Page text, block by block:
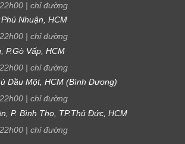
22h00 | chỉ đường
Nhuận, HCM
22h00 | chỉ đường
P.Gò Vấp, HCM
22h00 | chỉ đường
Dầu Một, HCM (Bình Dương)
22h00 | chỉ đường
P. Bình Thọ, TP.Thủ Đức, HCM
22h00 | chỉ đường